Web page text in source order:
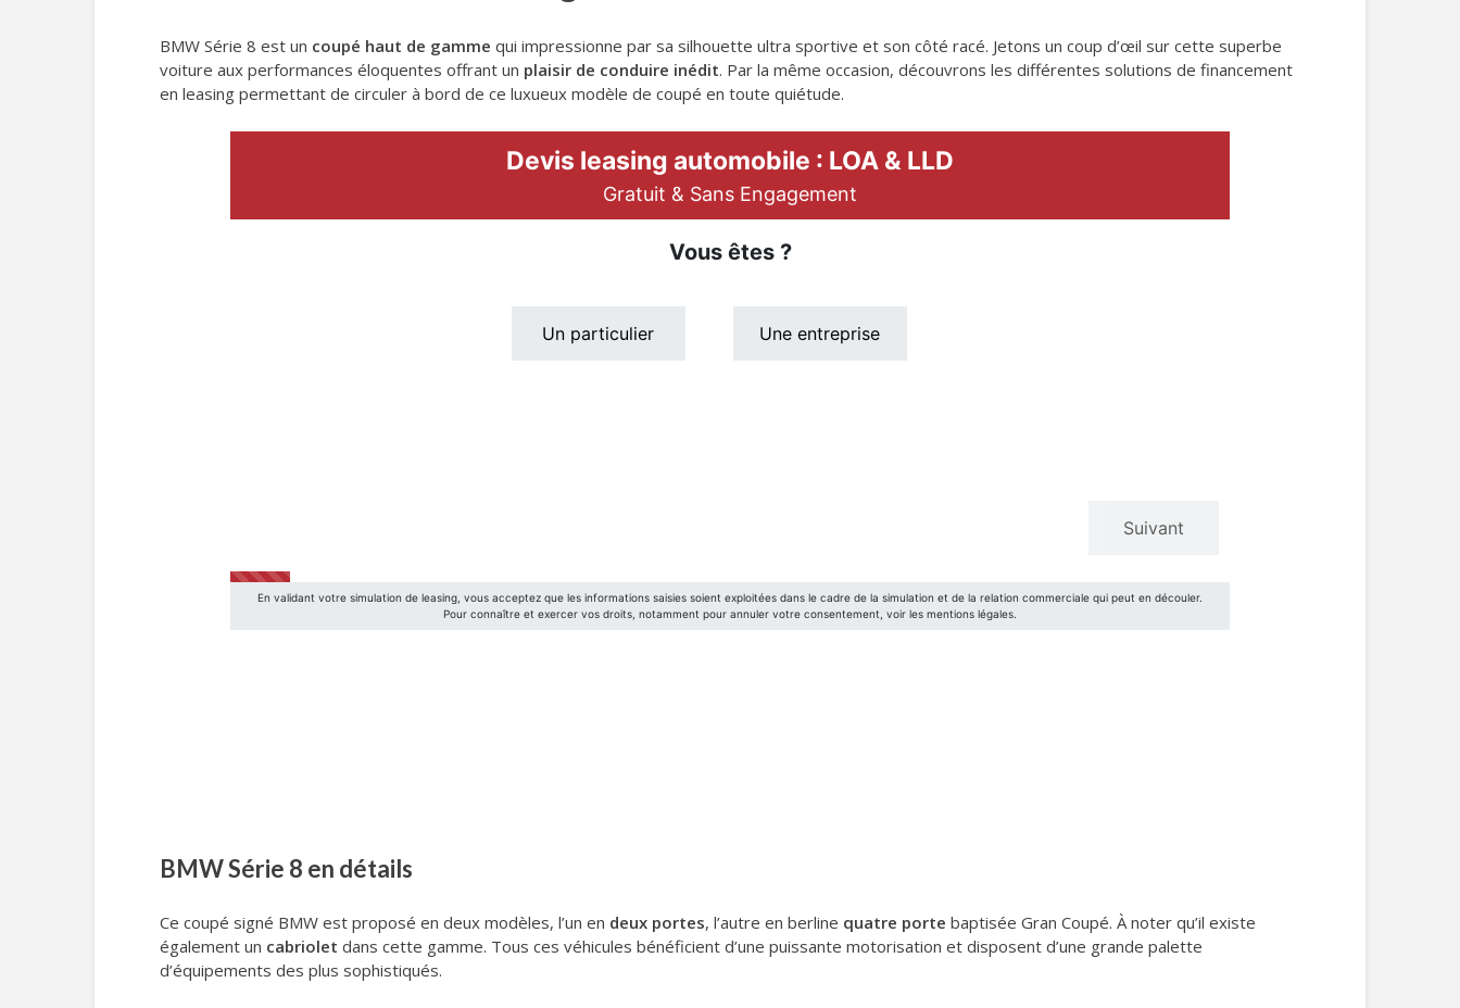
BMW Série 8 est un coupé haut de gamme qui impressionne par sa silhouette ultra sportive et son côté racé. Jetons un coup d’œil sur cette superbe
voiture aux performances éloquentes offrant un plaisir de conduire inédit. Par la même occasion, découvrons les différentes solutions de financement
en leasing permettant de circuler à bord de ce luxueux modèle de coupé en toute quiétude.
BMW Série 8 en détails
Ce coupé signé BMW est proposé en deux modèles, l’un en deux portes, l’autre en berline quatre porte baptisée Gran Coupé. À noter qu’il existe
également un cabriolet dans cette gamme. Tous ces véhicules bénéficient d’une puissante motorisation et disposent d’une grande palette
d’équipements des plus sophistiqués.